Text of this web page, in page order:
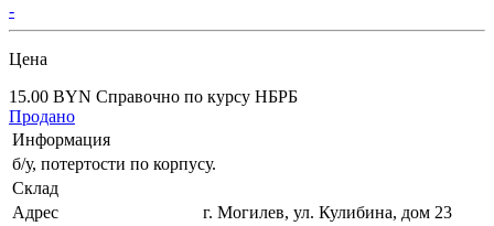
-
Цена
15.00 BYN Справочно по курсу НБРБ
Продано
Информация
б/у, потертости по корпусу.
Склад
Адрес
г. Могилев, ул. Кулибина, дом 23